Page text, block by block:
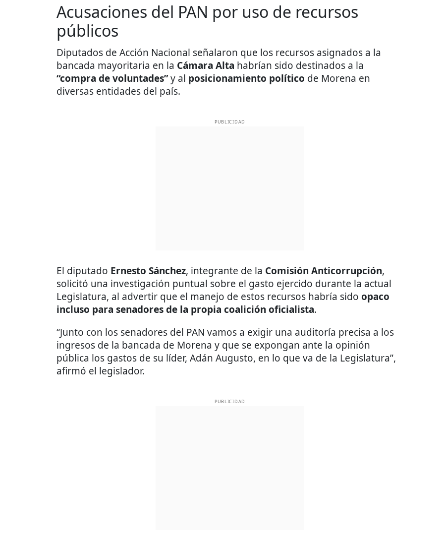
Acusaciones del PAN por uso de recursos
públicos
Diputados de Acción Nacional señalaron que los recursos asignados a la
bancada mayoritaria en la Cámara Alta habrían sido destinados a la
“compra de voluntades”y al posicionamiento político de Morena en
diversas entidades del país.
PUBLICIDAD
El diputado Ernesto Sánchez, integrante de la Comisión Anticorrupción,
solicitó una investigación puntual sobre el gasto ejercido durante la actual
Legislatura, al advertir que el manejo de estos recursos habría sido opaco
incluso para senadores de la propia coalición oficialista.
“Junto con los senadores del PAN vamos a exigir una auditoría precisa a los
ingresos de la bancada de Morena y que se expongan ante la opinión
pública los gastos de su líder, Adán Augusto, en lo que va de la Legislatura”,
afirmó el legislador.
PUBLICIDAD